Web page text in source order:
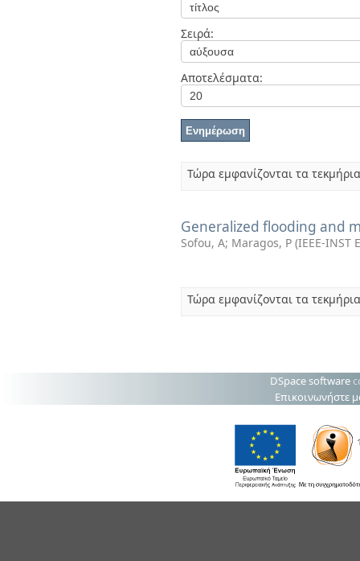
Σειρά:
Αποτελέσματα:
Τώρα εμφανίζονται τα
Generalized flooding and
Sofou, A; Maragos, P (IEEE-INST
Τώρα εμφανίζονται τα
DSpace software
Επικοινωνήστε